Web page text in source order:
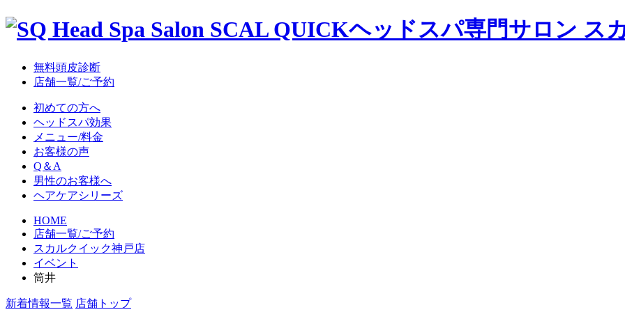
ヘッドスパ専門サロン ス
無料頭皮診断
店舗一覧/ご予約
初めての方へ
ヘッドスパ効果
メニュー/料金
お客様の声
Q＆A
男性のお客様へ
ヘアケアシリーズ
HOME
店舗一覧/ご予約
スカルクイック神戸店
イベント
筒井
新着情報一覧 店舗トップ